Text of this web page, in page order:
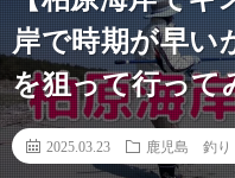
岸で時期が早い
を狙って行って
2025.03.23 鹿児島 釣り